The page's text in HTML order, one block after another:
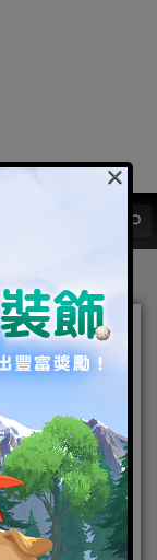
「露
新玩
」登
, 焦點新聞
×